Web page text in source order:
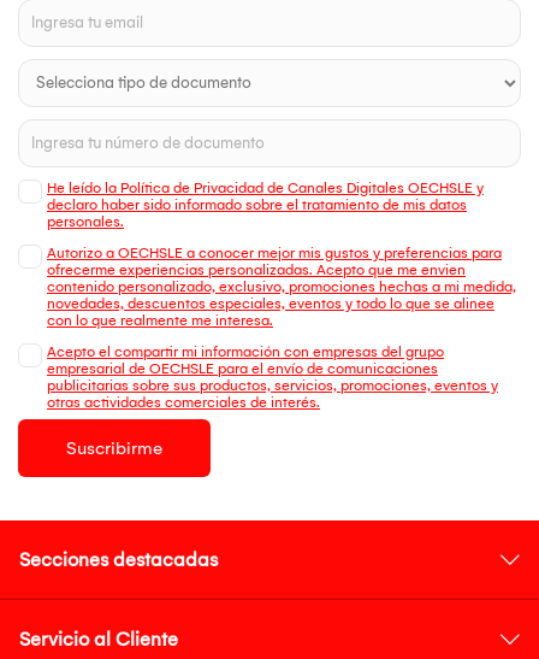
He leído la Política de Privacidad de Canales Digitales OECHSLE y
declaro haber sido informado sobre el tratamiento de mis datos
personales.
Autorizo a OECHSLE a conocer mejor mis gustos y preferencias para
ofrecerme experiencias personalizadas. Acepto que me envien
contenido personalizado, exclusivo, promociones hechas a mi medida,
novedades, descuentos especiales, eventos y todo lo que se alinee
con lo que realmente me interesa.
Acepto el compartir mi información con empresas del grupo
empresarial de OECHSLE para el envío de comunicaciones
publicitarias sobre sus productos, servicios, promociones, eventos y
otras actividades comerciales de interés.
Suscribirme
Secciones destacadas
Servicio al Cliente